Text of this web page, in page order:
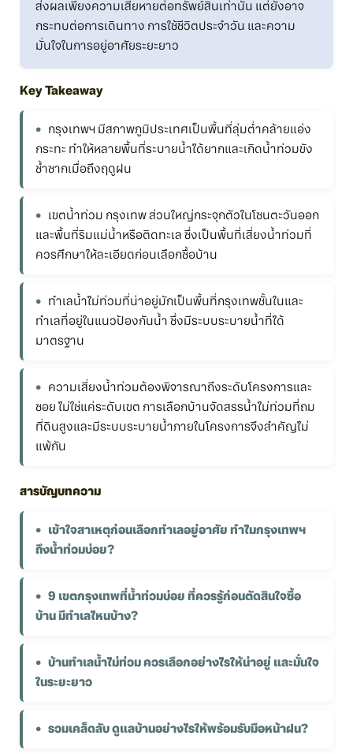
ส่งผลเพียงความเสียหายต่อทรัพย์สินเท่านั้น แต่ยังอาจ
กระทบต่อการเดินทาง การใช้ชีวิตประจำวัน และความ
มั่นใจในการอยู่อาศัยระยะยาว
Key Takeaway
กรุงเทพฯ มีสภาพภูมิประเทศเป็นพื้นที่ลุ่มต่ำคล้ายแอ่ง
กระทะ ทำให้หลายพื้นที่ระบายน้ำได้ยากและเกิดน้ำท่วมขัง
ซ้ำซากเมื่อถึงฤดูฝน
เขตน้ำท่วม กรุงเทพ ส่วนใหญ่กระจุกตัวในโซนตะวันออก
และพื้นที่ริมแม่น้ำหรือติดทะเล ซึ่งเป็นพื้นที่เสี่ยงน้ำท่วมที่
ควรศึกษาให้ละเอียดก่อนเลือกซื้อบ้าน
ทำเลน้ำไม่ท่วมที่น่าอยู่มักเป็นพื้นที่กรุงเทพชั้นในและ
ทำเลที่อยู่ในแนวป้องกันน้ำ ซึ่งมีระบบระบายน้ำที่ได้
มาตรฐาน
ความเสี่ยงน้ำท่วมต้องพิจารณาถึงระดับโครงการและ
ซอย ไม่ใช่แค่ระดับเขต การเลือกบ้านจัดสรรน้ำไม่ท่วมที่ถม
ที่ดินสูงและมีระบบระบายน้ำภายในโครงการจึงสำคัญไม่
แพ้กัน
สารบัญบทความ
เข้าใจสาเหตุก่อนเลือกทำเลอยู่อาศัย ทำไมกรุงเทพฯ
ถึงน้ำท่วมบ่อย?
9 เขตกรุงเทพที่น้ำท่วมบ่อย ที่ควรรู้ก่อนตัดสินใจซื้อ
บ้าน มีทำเลไหนบ้าง?
บ้านทำเลน้ำไม่ท่วม ควรเลือกอย่างไรให้น่าอยู่ และมั่นใจ
ในระยะยาว
รวมเคล็ดลับ ดูแลบ้านอย่างไรให้พร้อมรับมือหน้าฝน?